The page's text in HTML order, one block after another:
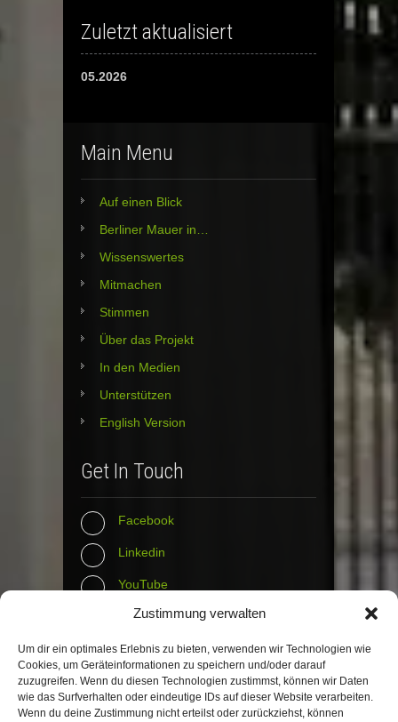
Zustimmung verwalten
Um dir ein optimales Erlebnis zu bieten, verwenden wir Technologien wie
Cookies, um Geräteinformationen zu speichern und/oder darauf
zuzugreifen. Wenn du diesen Technologien zustimmst, können wir Daten
wie das Surfverhalten oder eindeutige IDs auf dieser Website verarbeiten.
Wenn du deine Zustimmung nicht erteilst oder zurückziehst, können
Zuletzt aktualisiert
05.2026
Main Menu
Auf einen Blick
Berliner Mauer in…
Wissenswertes
Mitmachen
Stimmen
Über das Projekt
In den Medien
Unterstützen
English Version
Get In Touch
Facebook
Linkedin
YouTube
Instagram
Tumblr
Contact Info